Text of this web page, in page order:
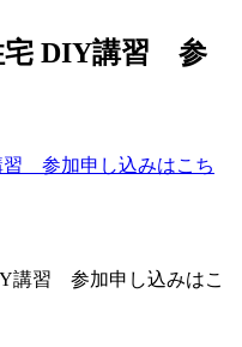
宅 DIY講習 参
講習 参加申し込みはこ